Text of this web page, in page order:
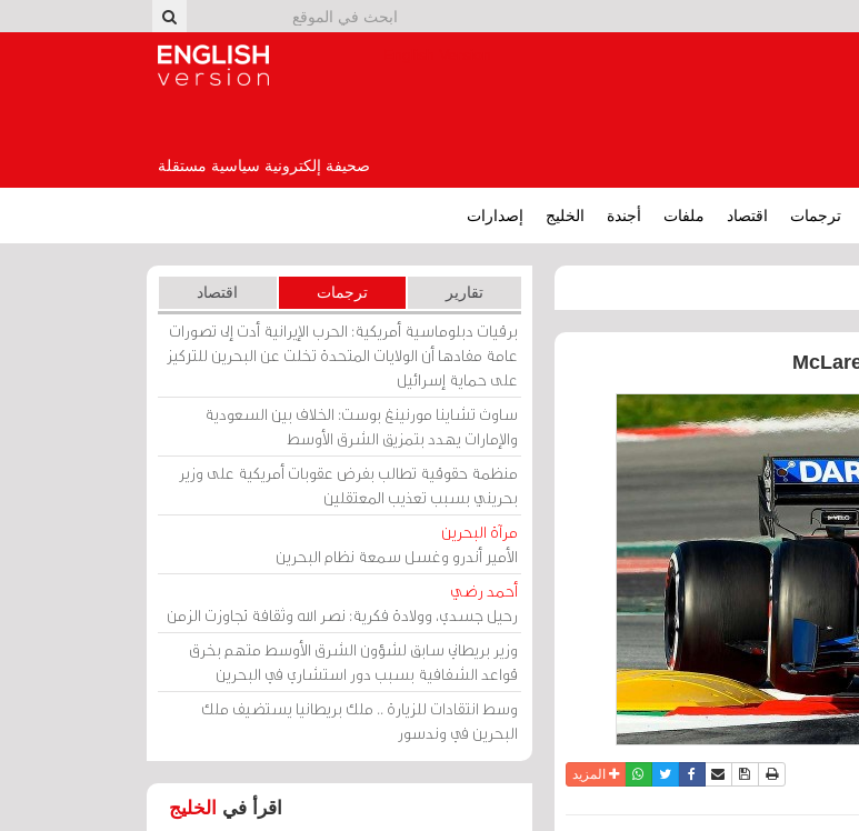
صحيفة إلكترونية سياسية مستقلة
ترجمات اقتصاد ملفات أجندة الخليج إصدارات
نسخة للطباعة
حفظ الموضوع
أرسل الى صديق
فيسبوكتويترواتسابالمزيد
تقارير ترجمات اقتصاد
برقيات دبلوماسية أمريكية: الحرب الإيرانية أدت إلى تصورات
عامة مفادها أن الولايات المتحدة تخلت عن البحرين للتركيز
على حماية إسرائيل
ساوث تشاينا مورنينغ بوست: الخلاف بين السعودية
والإمارات يهدد بتمزيق الشرق الأوسط
منظمة حقوقية تطالب بفرض عقوبات أمريكية على وزير
بحريني بسبب تعذيب المعتقلين
مرآة البحرين
الأمير أندرو وغسل سمعة نظام البحرين
أحمد رضي
رحيل جسدي، وولادة فكرية: نصر الله وثقافة تجاوزت الزمن
وزير بريطاني سابق لشؤون الشرق الأوسط متهم بخرق
قواعد الشفافية بسبب دور استشاري في البحرين
وسط انتقادات للزيارة .. ملك بريطانيا يستضيف ملك
البحرين في وندسور
اقرأ في الخليج